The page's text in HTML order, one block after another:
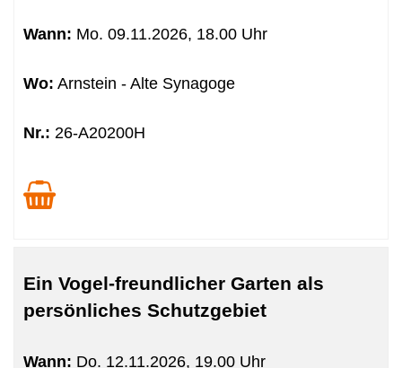
Wann: Mo. 09.11.2026, 18.00 Uhr
Wo: Arnstein - Alte Synagoge
Nr.: 26-A20200H
Ein Vogel-freundlicher Garten als
persönliches Schutzgebiet
Wann: Do. 12.11.2026, 19.00 Uhr